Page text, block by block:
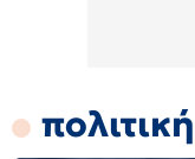
πολιτική